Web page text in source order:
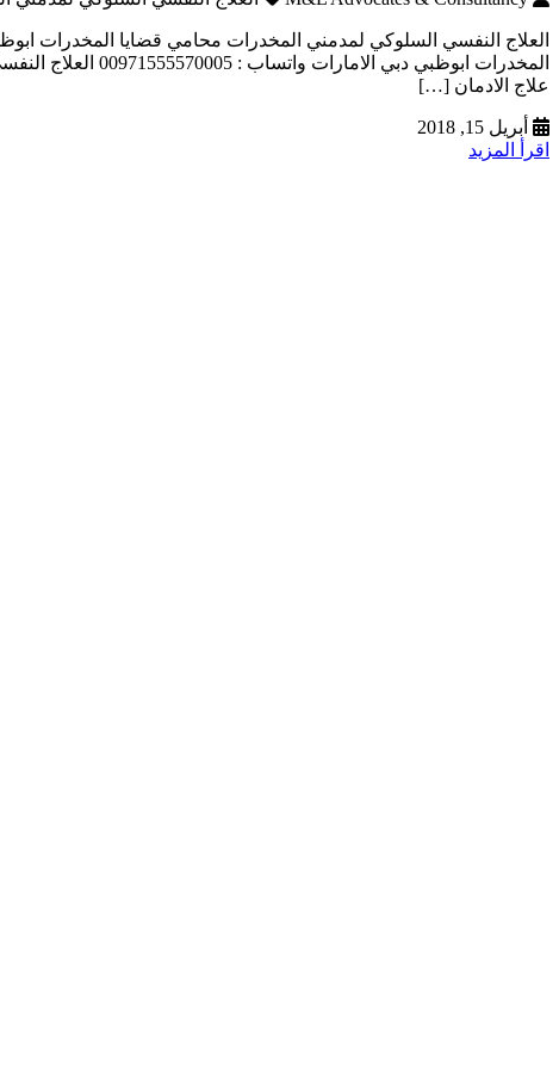
العلاج النفسي السلوكي لمدمني المخدرات محامي قضايا المخدرات
المخدرات
علاج الادمان […]
أبريل 15, 2018
اقرأ المزيد